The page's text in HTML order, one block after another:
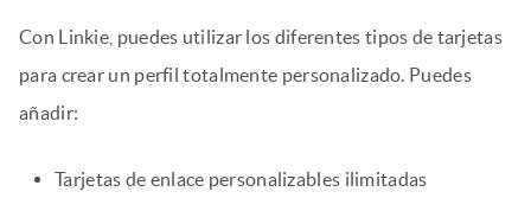
Con Linkie, puedes utilizar los diferentes tipos de tarjetas
para crear un perfil totalmente personalizado. Puedes
añadir:
Tarjetas de enlace personalizables ilimitadas